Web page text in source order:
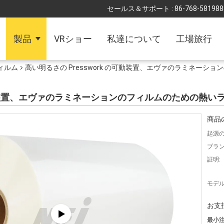
セールス＆サポート : 86-768-
製品 VRショー 私達について 工場旅行
ルム 高い明るさの Presswork の可動装置、エヴァのラミネーショ
、エヴァのラミネーションのフィルムのための熱い
商品
起源
ブラ
証明:
モデ
お支
最小